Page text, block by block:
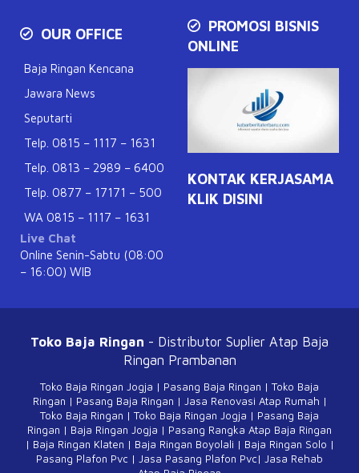
OUR OFFICE
Baja Ringan Kencana
Jawara News
Seputarti
Telp. 0815 – 1117 – 1631
Telp. 0813 – 2989 – 6400
Telp. 0877 – 17171 – 500
WA 0815 – 1117 – 1631
Live Chat
Online Senin-Sabtu (08:00
– 16:00) WIB
PROMOSI BISNIS
ONLINE
KONTAK KERJASAMA
KLIK DISINI
Toko Baja Ringan - Distributor Suplier Atap Baja
Ringan Prambanan
Toko Baja Ringan Jogja | Pasang Baja Ringan | Toko Baja
Ringan | Pasang Baja Ringan | Jasa Renovasi Atap Rumah |
Toko Baja Ringan | Toko Baja Ringan Jogja | Pasang Baja
Ringan | Baja Ringan Jogja | Pasang Rangka Atap Baja Ringan
| Baja Ringan Klaten | Baja Ringan Boyolali | Baja Ringan Solo |
Pasang Plafon Pvc | Jasa Pasang Plafon Pvc| Jasa Rehab